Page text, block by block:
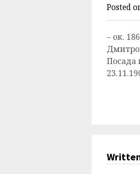
Posted
– ок.
Посада